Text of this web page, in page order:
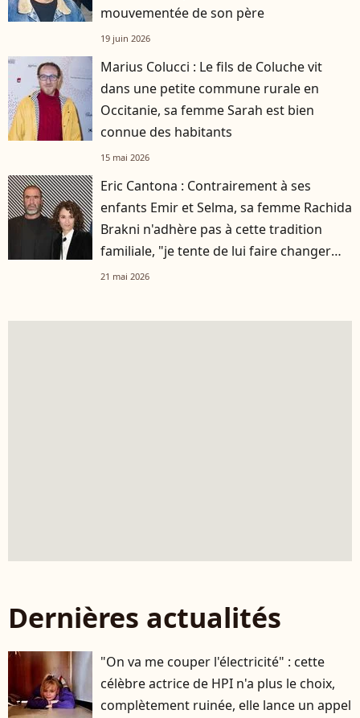
mouvementée de son père
19 juin 2026
Marius Colucci : Le fils de Coluche vit
dans une petite commune rurale en
Occitanie, sa femme Sarah est bien
connue des habitants
15 mai 2026
Eric Cantona : Contrairement à ses
enfants Emir et Selma, sa femme Rachida
Brakni n'adhère pas à cette tradition
familiale, "je tente de lui faire changer
d'avis"
21 mai 2026
Dernières actualités
"On va me couper l'électricité" : cette
célèbre actrice de HPI n'a plus le choix,
complètement ruinée, elle lance un appel